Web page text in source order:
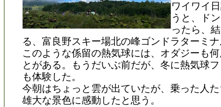
ワイワイ
うと、ド
ったら、
る、富良野スキー場北の峰ゴンドラターミ
このような係留の熱気球には、オダジーも
とがある。もうだいぶ前だが、冬に熱気球
も体験した。
今朝はちょっと雲が出ていたが、乗った人
雄大な景色に感動したと思う。